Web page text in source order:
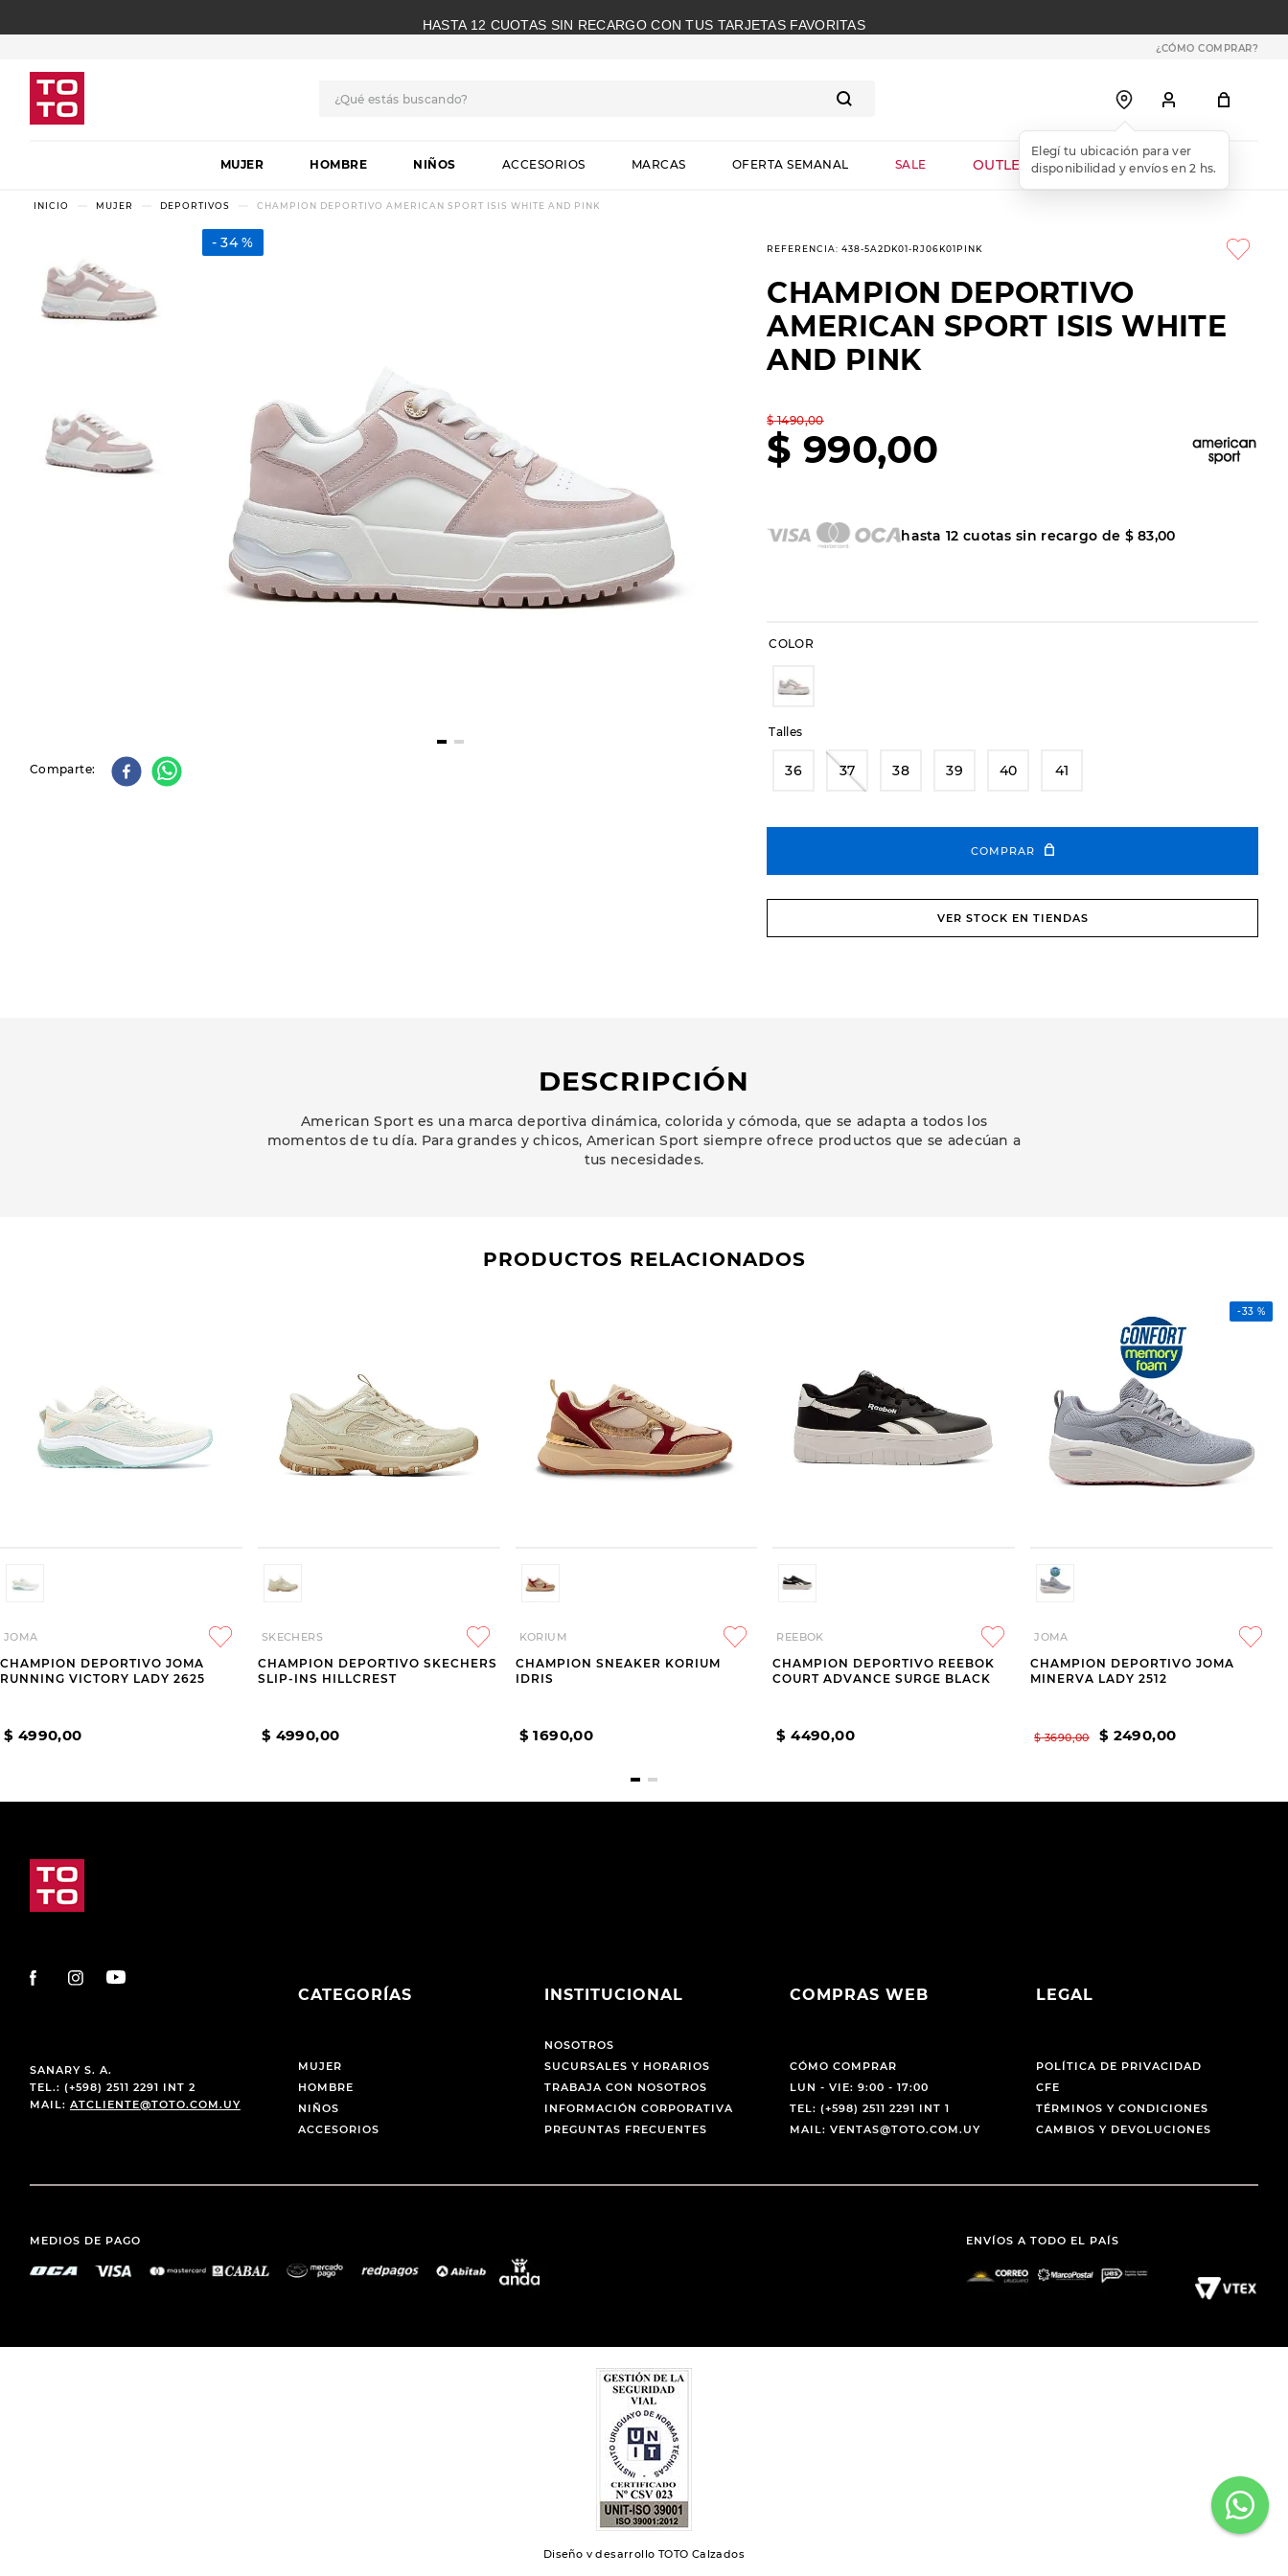
HASTA 12 CUOTAS SIN RECARGO CON TUS TARJETAS FAVORITAS
¿CÓMO COMPRAR?
MUJER HOMBRE NIÑOS ACCESORIOS MARCAS OFERTA SEMANAL SALE OUTLET WEB
MUJER DEPORTIVOS CHAMPION DEPORTIVO AMERICAN SPORT ISIS WHITE AND PINK
34 %
Comparte
REFERENCIA:438-5A2DK01-RJ06K01PINK
CHAMPION DEPORTIVO
AMERICAN SPORT ISIS WHITE
AND PINK
$ 1490,00
$ 990,00
hasta12 cuotas sin recargo de $ 83,00
COLOR
Talles
36 37 38 39 40 41
COMPRAR
VER STOCK EN TIENDAS
DESCRIPCIÓN
American Sport es una marca deportiva dinámica, colorida y cómoda, que se adapta a todos los
momentos de tu día. Para grandes y chicos, American Sport siempre ofrece productos que se adecúan a
tus necesidades.
PRODUCTOS RELACIONADOS
JOMA
CHAMPION DEPORTIVO JOMA
RUNNING VICTORY LADY 2625
$ 4990,00
SKECHERS
CHAMPION DEPORTIVO SKECHERS
SLIP-INS HILLCREST
$ 4990,00
KORIUM
CHAMPION SNEAKER KORIUM
IDRIS
$ 1690,00
REEBOK
CHAMPION DEPORTIVO REEBOK
COURT ADVANCE SURGE BLACK
$ 4490,00
-33 %
JOMA
CHAMPION DEPORTIVO JOMA
MINERVA LADY 2512
$ 3690,00 $ 2490,00
SANARY S. A.
TEL.: (+598) 2511 2291 INT 2
MAIL: ATCLIENTE@TOTO.COM.UY
CATEGORÍAS
MUJER
HOMBRE
NIÑOS
ACCESORIOS
INSTITUCIONAL
NOSOTROS
SUCURSALES Y HORARIOS
TRABAJA CON NOSOTROS
INFORMACIÓN CORPORATIVA
PREGUNTAS FRECUENTES
COMPRAS WEB
CÓMO COMPRAR
LUN - VIE: 9:00 - 17:00
TEL: (+598) 2511 2291 INT 1
MAIL: VENTAS@TOTO.COM.UY
LEGAL
POLÍTICA DE PRIVACIDAD
CFE
TÉRMINOS Y CONDICIONES
CAMBIOS Y DEVOLUCIONES
MEDIOS DE PAGO ENVÍOS A TODO EL PAÍS
Diseño y desarrollo TOTO Calzados
1.
botas
.
skechers
3.
hitec
9
slip-ins
10
botas dama